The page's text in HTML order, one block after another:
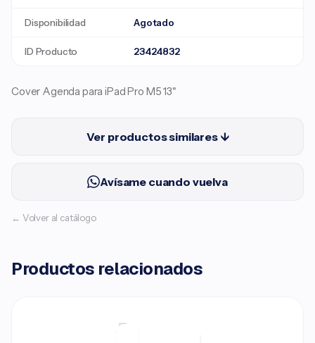
Disponibilidad Agotado
ID Producto 23424832
Cover Agenda para iPad Pro M5 13"
Ver productos similares ↓
Avísame cuando vuelva
← Volver al catálogo
Productos relacionados